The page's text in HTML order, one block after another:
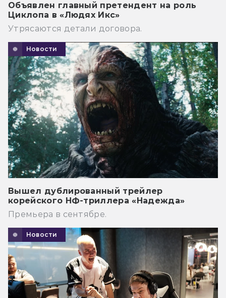
Объявлен главный претендент на роль
Циклопа в «Людях Икс»
Утрясаются детали договора.
Новости
Вышел дублированный трейлер
корейского НФ-триллера «Надежда»
Премьера в сентябре.
Новости